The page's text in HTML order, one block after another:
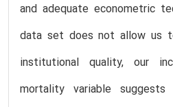
and adequate econometric
data set does not allow us
institutional quality, our
mortality variable